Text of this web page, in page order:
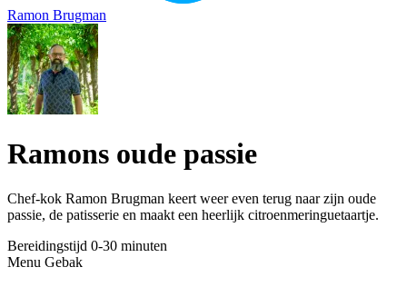
Ramon Brugman
Ramons oude passie
Chef-kok Ramon Brugman keert weer even terug naar zijn oude
passie, de patisserie en maakt een heerlijk citroenmeringuetaartje.
Bereidingstijd 0-30 minuten
Menu Gebak